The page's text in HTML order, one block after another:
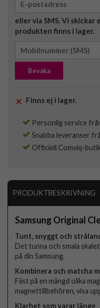
eller via SMS. Vi
produkten finns i lager.
Bevaka
Finns ej i lager.
Personlig service
Snabba leveranser
Officiell Comviq-
PRODUKTBESKRIVNING
Samsung Original
Tunt, snyggt och
Det tunna och smala
på din Samsung.
Kombinera och matcha
Fäst på en mängd olika
magnettillbehören, visa
Klarhet som varar länge